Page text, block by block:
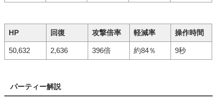
HP 回復 攻撃倍率 軽減率 操作時間
50,632 2,636 396倍 約84％ 9秒
パーティー解説